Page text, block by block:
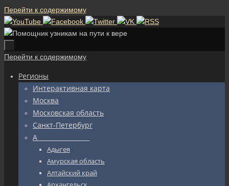
Перейти к содержимому
Перейти к содержимому
Регионы
Интерактивная карта
Москва
Московская область
Санкт-Петербург
А_________________
Адыгея
Амурская область
Алтайский край